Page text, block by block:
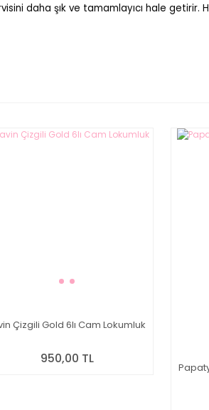
daha şık ve tamamlayıcı hale
Çizgili Gold 6lı Cam Lokumluk
950,00 TL